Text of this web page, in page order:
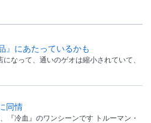
』にあたっているかも
なって、通いのゲオは縮小されていて、
同情
『冷血』のワンシーンです トルーマン・